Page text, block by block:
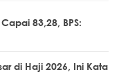
83,28, BPS:
di Haji 2026, Ini Kata